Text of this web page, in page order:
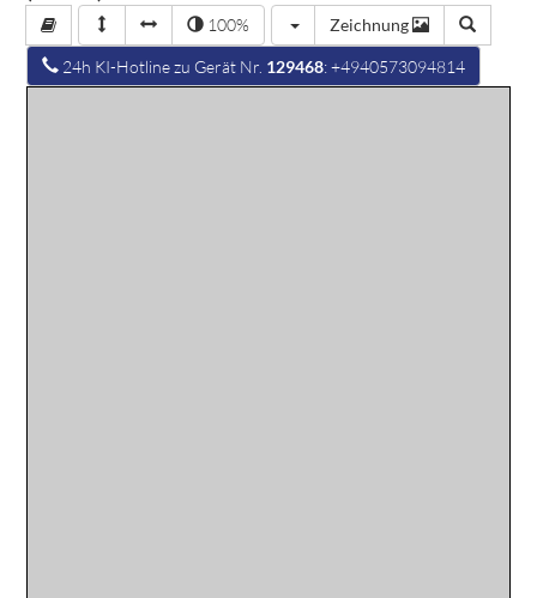
100% Zeichnung
24h KI-Hotline zu Gerät Nr. 129468: +4940573094814